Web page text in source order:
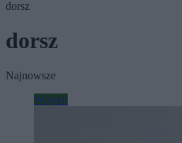
dorsz
dorsz
Najnowsze
Wojsko